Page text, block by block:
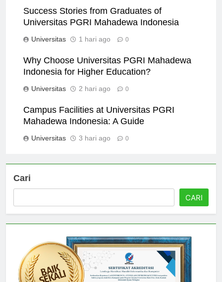
Success Stories from Graduates of
Universitas PGRI Mahadewa Indonesia
Universitas 1 hari ago 0
Why Choose Universitas PGRI Mahadewa
Indonesia for Higher Education?
Universitas 2 hari ago 0
Campus Facilities at Universitas PGRI
Mahadewa Indonesia: A Guide
Universitas 3 hari ago 0
Cari
CARI